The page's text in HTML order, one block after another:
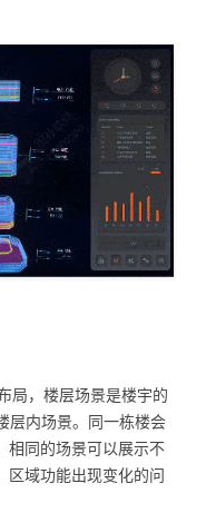
局，楼层场景是楼宇的
层内场景。同一栋楼会
相同的场景可以展示不
区域功能出现变化的问